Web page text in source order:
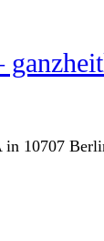
in 10707